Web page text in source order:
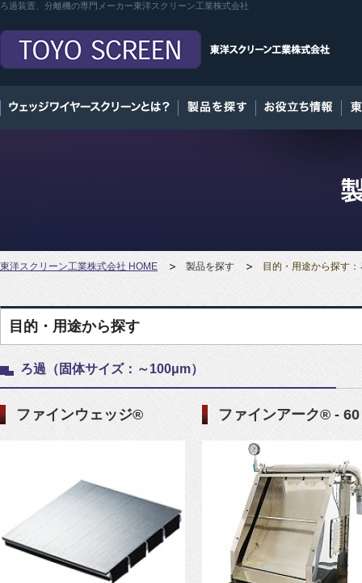
ろ過装置、分離機の専門メーカー東洋スクリーン工業株式会社
東洋スクリーン工業株式会社 HOME 製品を探す 目的・用途から探す
目的・用途から探す
ろ過（固体サイズ：～100μm）
ファインウェッジ® ファインアーク® - 60